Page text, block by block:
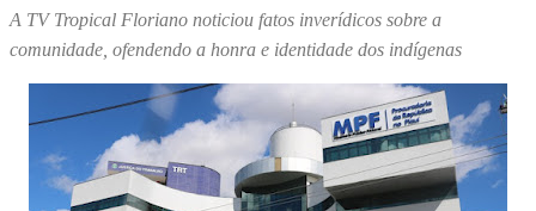
A TV Tropical Floriano noticiou fatos inverídicos sobre a
comunidade, ofendendo a honra e identidade dos indígenas